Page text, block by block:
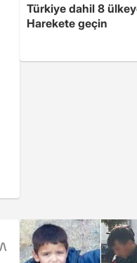
Türkiye dahil 8
Harekete geçin